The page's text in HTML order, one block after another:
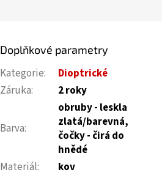
Doplňkové parametry
Kategorie:
Dioptrické
Záruka: 2 roky
Barva:
obruby - leskla
zlatá/barevná,
čočky - čirá do
hnědé
Materiál:
kov